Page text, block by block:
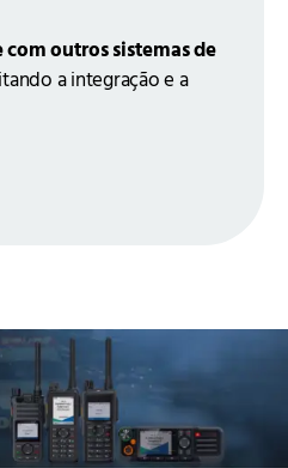
outros sistemas de
a integração e a